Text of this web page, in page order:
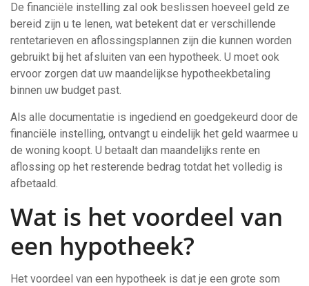
De financiële instelling zal ook beslissen hoeveel geld ze
bereid zijn u te lenen, wat betekent dat er verschillende
rentetarieven en aflossingsplannen zijn die kunnen worden
gebruikt bij het afsluiten van een hypotheek. U moet ook
ervoor zorgen dat uw maandelijkse hypotheekbetaling
binnen uw budget past.
Als alle documentatie is ingediend en goedgekeurd door de
financiële instelling, ontvangt u eindelijk het geld waarmee u
de woning koopt. U betaalt dan maandelijks rente en
aflossing op het resterende bedrag totdat het volledig is
afbetaald.
Wat is het voordeel van
een hypotheek?
Het voordeel van een hypotheek is dat je een grote som